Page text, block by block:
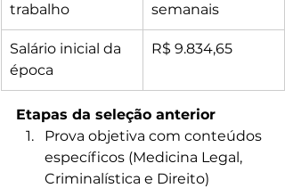
trabalho
semanais
Salário inicial da
época
R$ 9.834,65
Etapas da seleção anterior
Prova objetiva com conteúdos
específicos (Medicina Legal,
Criminalística e Direito)